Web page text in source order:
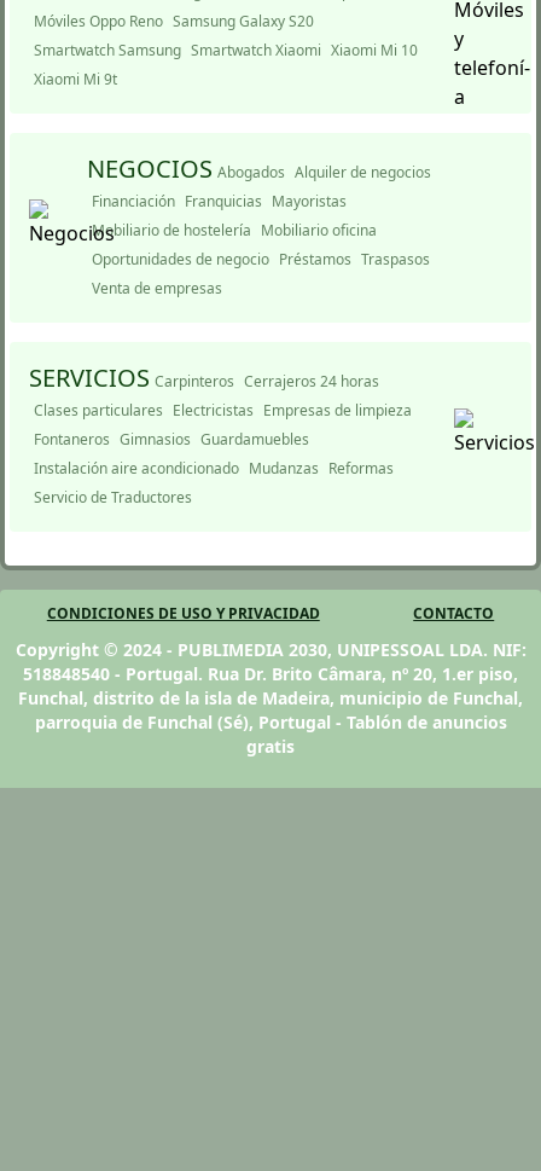
Móviles Oppo Reno Samsung Galaxy S20
Smartwatch Samsung Smartwatch Xiaomi Xiaomi Mi 10
Xiaomi Mi 9t
NEGOCIOS Abogados Alquiler de negocios
Financiación Franquicias Mayoristas
Mobiliario de hostelería Mobiliario oficina
Oportunidades de negocio Préstamos Traspasos
Venta de empresas
SERVICIOS Carpinteros Cerrajeros 24 horas
Clases particulares Electricistas Empresas de limpieza
Fontaneros Gimnasios Guardamuebles
Instalación aire acondicionado Mudanzas Reformas
Servicio de Traductores
CONDICIONES DE USO Y PRIVACIDAD CONTACTO
Copyright © 2024 - PUBLIMEDIA 2030, UNIPESSOAL LDA. NIF:
518848540 - Portugal. Rua Dr. Brito Câmara, nº 20, 1.er piso,
Funchal, distrito de la isla de Madeira, municipio de Funchal,
parroquia de Funchal (Sé), Portugal - Tablón de anuncios
gratis